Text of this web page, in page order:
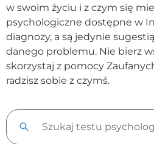
w swoim życiu i z czym się
psychologiczne dostępne w
diagnozy, a są jedynie
danego problemu. Nie bierz
skorzystaj z pomocy
radzisz sobie z czymś.